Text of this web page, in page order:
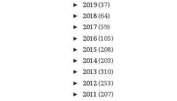
► 2019 (37)
► 2018 (64)
► 2017 (59)
► 2016 (105)
► 2015 (208)
► 2014(203)
► 2013 (310)
► 2012 (253)
► 2011 (207)